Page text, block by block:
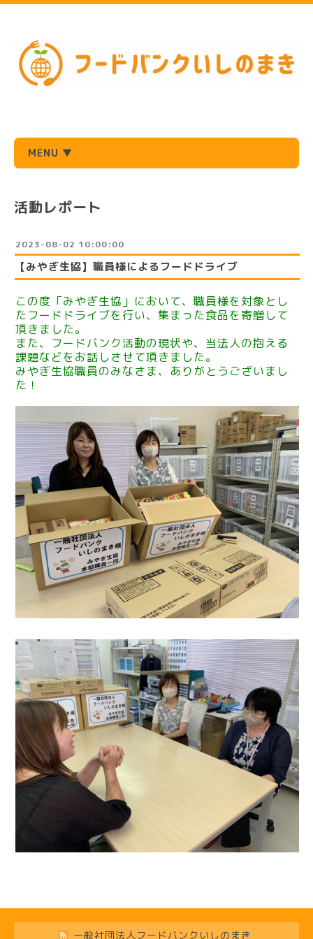
MENU ▼
活動レポート
2023-08-02 10:00:00
【みやぎ生協】職員様によるフードドライブ
この度「みやぎ生協」において、職員様を対象とし
たフードドライブを行い、集まった食品を寄贈して
頂きました。
また、フードバンク活動の現状や、当法人の抱える
課題などをお話しさせて頂きました。
みやぎ生協職員のみなさま、ありがとうございまし
た！
一般社団法人フードバンクいしのまき